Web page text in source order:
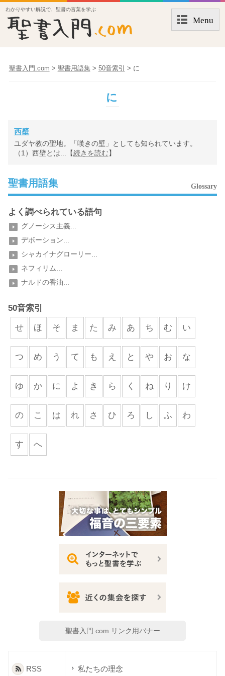
わかりやすい解説で、聖書の言葉を学ぶ
Menu
聖書入門.com > 聖書用語集 > 50音索引 > に
に
西壁
ユダヤ教の聖地。「嘆きの壁」としても知られています。
（1）西壁とは...【続きを読む】
聖書用語集 Glossary
よく調べられている語句
グノーシス主義...
デボーション...
シャカイナグローリー...
ネフィリム...
ナルドの香油...
50音索引
せ ほ そ ま た み あ ち む い
つ め う て も え と や お な
ゆ か に よ き ら く ね り け
の こ は れ さ ひ ろ し ふ わ
す へ
聖書入門.com リンク用バナー
RSS 私たちの理念